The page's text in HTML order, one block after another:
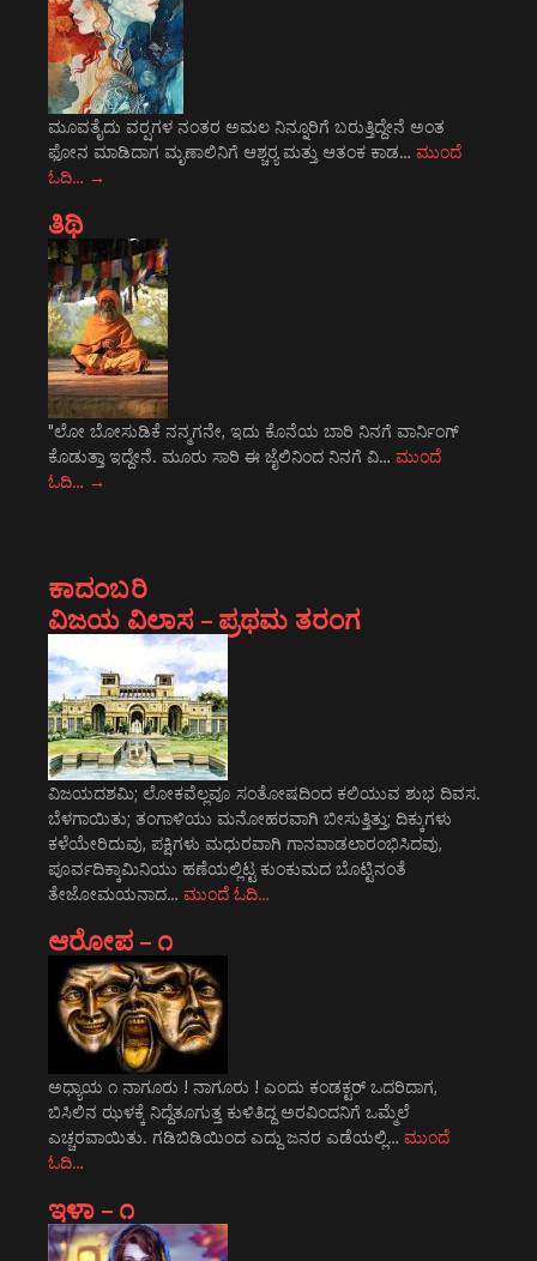
ಮೂವತೈದು ವರ್‍ಷಗಳ ನಂತರ ಅಮಲ ನಿನ್ನೂರಿಗೆ ಬರುತ್ತಿದ್ದೇನೆ ಅಂತ
ಫೋನ ಮಾಡಿದಾಗ ಮೃಣಾಲಿನಿಗೆ ಆಶ್ಚರ್‍ಯ ಮತ್ತು ಆತಂಕ ಕಾಡ… ಮುಂದೆ
ಓದಿ… →
ತಿಥಿ
"ಲೋ ಬೋಸುಡಿಕೆ ನನ್ಮಗನೇ, ಇದು ಕೊನೆಯ ಬಾರಿ ನಿನಗೆ ವಾರ್ನಿಂಗ್
ಕೊಡುತ್ತಾ ಇದ್ದೇನೆ. ಮೂರು ಸಾರಿ ಈ ಜೈಲಿನಿಂದ ನಿನಗೆ ವಿ… ಮುಂದೆ
ಓದಿ… →
ಕಾದಂಬರಿ
ವಿಜಯ ವಿಲಾಸ – ಪ್ರಥಮ ತರಂಗ
ವಿಜಯದಶಮಿ; ಲೋಕವೆಲ್ಲವೂ ಸಂತೋಷದಿಂದ ಕಲಿಯುವ ಶುಭ ದಿವಸ.
ಬೆಳಗಾಯಿತು; ತಂಗಾಳಿಯು ಮನೋಹರವಾಗಿ ಬೀಸುತ್ತಿತ್ತು; ದಿಕ್ಕುಗಳು
ಕಳೆಯೇರಿದುವು, ಪಕ್ಷಿಗಳು ಮಧುರವಾಗಿ ಗಾನವಾಡಲಾರಂಭಿಸಿದವು,
ಪೂರ್ವದಿಕ್ಕಾಮಿನಿಯು ಹಣೆಯಲ್ಲಿಟ್ಟ ಕುಂಕುಮದ ಬೊಟ್ಟಿನಂತೆ
ತೇಜೋಮಯನಾದ… ಮುಂದೆ ಓದಿ…
ಆರೋಪ – ೧
ಅಧ್ಯಾಯ ೧ ನಾಗೂರು ! ನಾಗೂರು ! ಎಂದು ಕಂಡಕ್ಟರ್ ಒದರಿದಾಗ,
ಬಿಸಿಲಿನ ಝಳಕ್ಕೆ ನಿದ್ದೆತೂಗುತ್ತ ಕುಳಿತಿದ್ದ ಅರವಿಂದನಿಗೆ ಒಮ್ಮೆಲೆ
ಎಚ್ಚರವಾಯಿತು. ಗಡಿಬಿಡಿಯಿಂದ ಎದ್ದು ಜನರ ಎಡೆಯಲ್ಲಿ… ಮುಂದೆ
ಓದಿ…
ಇಳಾ – ೧